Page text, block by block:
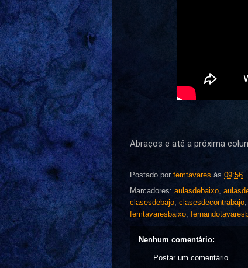
Abraços e até a próxima
Postado por femtavares às 09:56
Marcadores: aulasdebaixo,
clasesdebajo, clasesdecontrabajo,
femtavaresbaixo,
Nenhum comentário:
Postar um comentário